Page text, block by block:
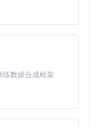
者工具箱中的必备
的交互难题，大大
用。立刻拥抱它，
练数据合成框架